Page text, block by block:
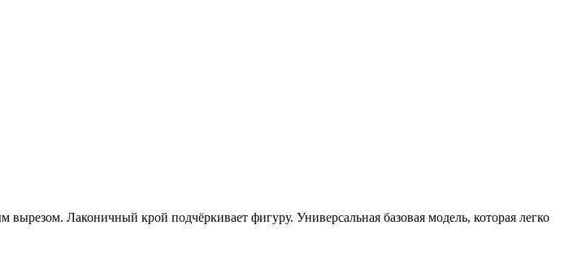
Лаконичный крой подчёркивает фигуру. Универсальная базовая модель, которая легко